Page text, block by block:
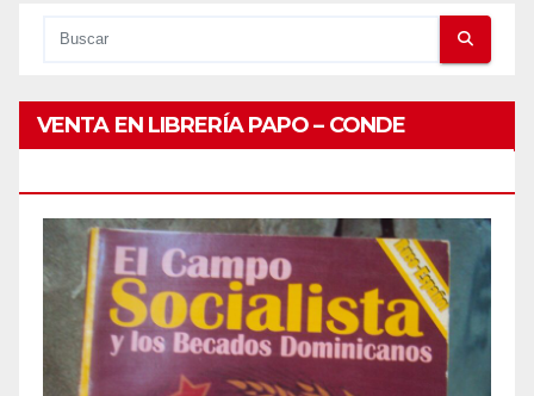
VENTA EN LIBRERÍA PAPO – CONDE